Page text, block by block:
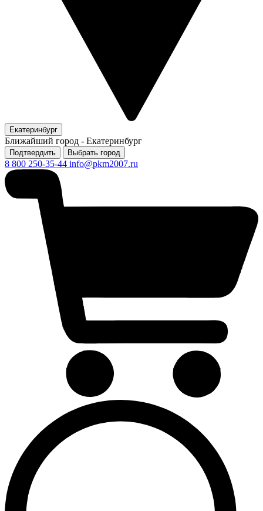
Екатеринбург
Ближайший город - Екатеринбург
Подтвердить Выбрать город
8 800 250-35-44 info@pkm2007.ru